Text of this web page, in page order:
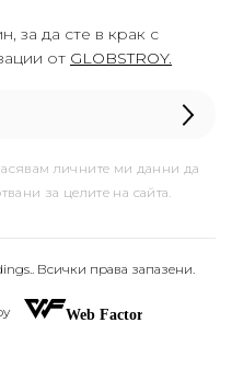
за да сте в крак с
от GLOBSTROY.
личните ми данни да
за целите на сайта.
Всички права запазени.